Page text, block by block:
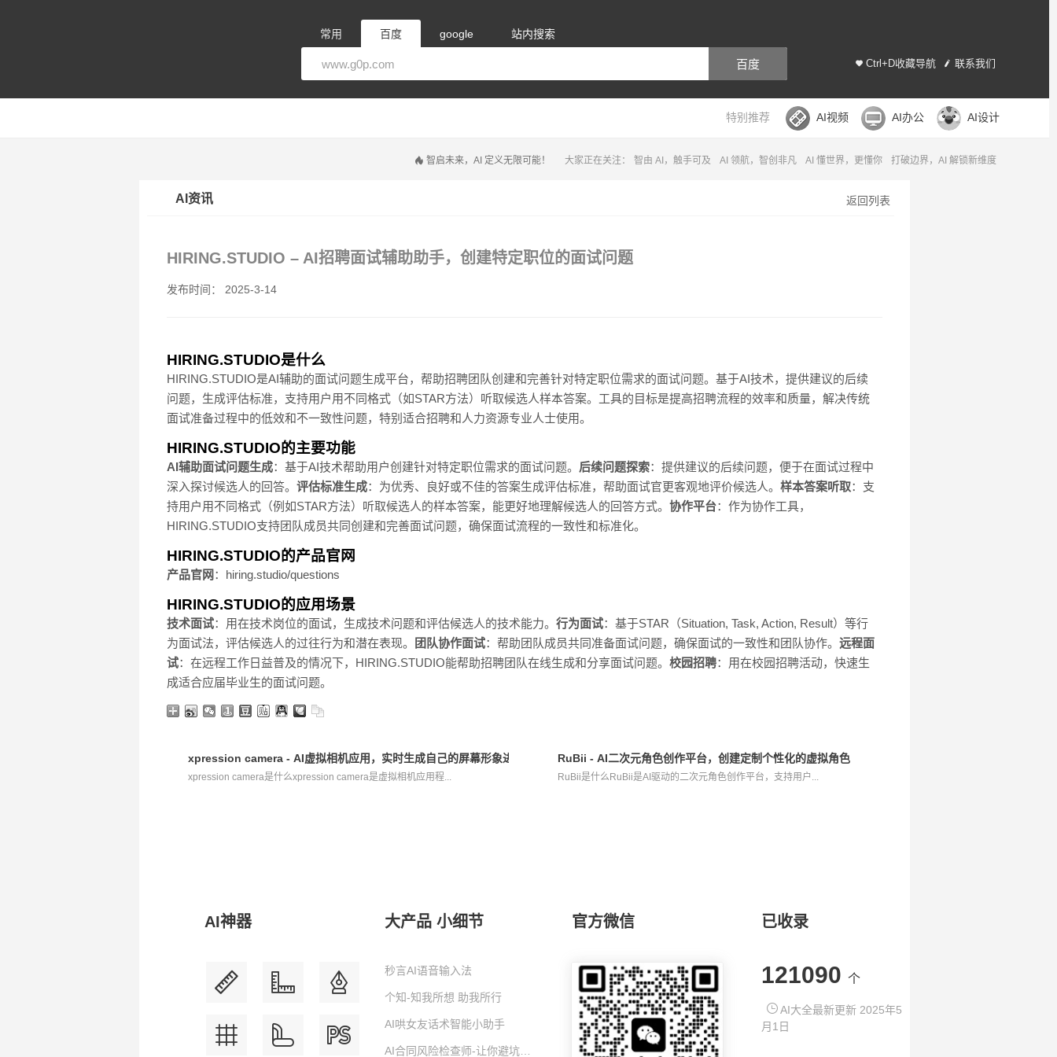
常用 百度 google 站内搜索
Ctrl+D收藏导航 联系我们
百度
特别推荐 AI视频 AI办公 AI设计
大家正在关注： 智由 AI，触手可及 AI 领航，智创非凡 AI 懂世界，更懂你 打破边界，AI 解锁新维度
智启未来，AI 定义无限可能！
返回列表
AI资讯
HIRING.STUDIO – AI招聘面试辅助助手，创建特定职位的面试问题
发布时间： 2025-3-14
HIRING.STUDIO是什么
HIRING.STUDIO是AI辅助的面试问题生成平台，帮助招聘团队创建和完善针对特定职位需求的面试问题。基于AI技术，提供建议的后续
问题，生成评估标准，支持用户用不同格式（如STAR方法）听取候选人样本答案。工具的目标是提高招聘流程的效率和质量，解决传统
面试准备过程中的低效和不一致性问题，特别适合招聘和人力资源专业人士使用。
HIRING.STUDIO的主要功能
AI辅助面试问题生成：基于AI技术帮助用户创建针对特定职位需求的面试问题。 后续问题探索：提供建议的后续问题，便于在面试过程中
深入探讨候选人的回答。 评估标准生成：为优秀、良好或不佳的答案生成评估标准，帮助面试官更客观地评价候选人。 样本答案听取：支
持用户用不同格式（例如STAR方法）听取候选人的样本答案，能更好地理解候选人的回答方式。 协作平台：作为协作工具，
HIRING.STUDIO支持团队成员共同创建和完善面试问题，确保面试流程的一致性和标准化。
HIRING.STUDIO的产品官网
产品官网 ：hiring.studio/questions
HIRING.STUDIO的应用场景
技术面试：用在技术岗位的面试，生成技术问题和评估候选人的技术能力。 行为面试：基于STAR（Situation, Task, Action, Result）等行
为面试法，评估候选人的过往行为和潜在表现。
团队协作面试：帮助团队成员共同准备面试问题，确保面试的一致性和团队协作。 远程面
试：在远程工作日益普及的情况下，HIRING.STUDIO能帮助招聘团队在线生成和分享面试问题。 校园招聘：用在校园招聘活动，快速生
成适合应届毕业生的面试问题。
xpression camera - AI虚拟相机应用，实时生成自己的屏幕形象进行互动
xpression camera是什么xpression camera是虚拟相机应用程...
RuBii - AI二次元角色创作平台，创建定制个性化的虚拟角色
RuBii是什么RuBii是AI驱动的二次元角色创作平台，支持用户...
AI神器 大产品 小细节
秒言AI语音输入法
个知-知我所想 助我所行
AI哄女友话术智能小助手
官方微信 已收录
121090 个
AI大全最新更新 2025年5
月1日